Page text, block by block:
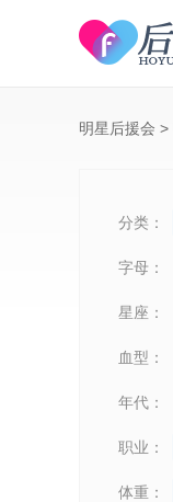
明星后援会 >
分类：
字母：
星座：
血型：
年代：
职业：
体重：